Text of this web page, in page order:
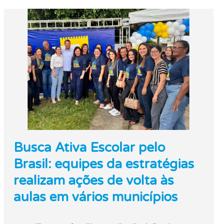
Busca Ativa Escolar pelo
Brasil: equipes da estratégias
realizam ações de volta às
aulas em vários municípios